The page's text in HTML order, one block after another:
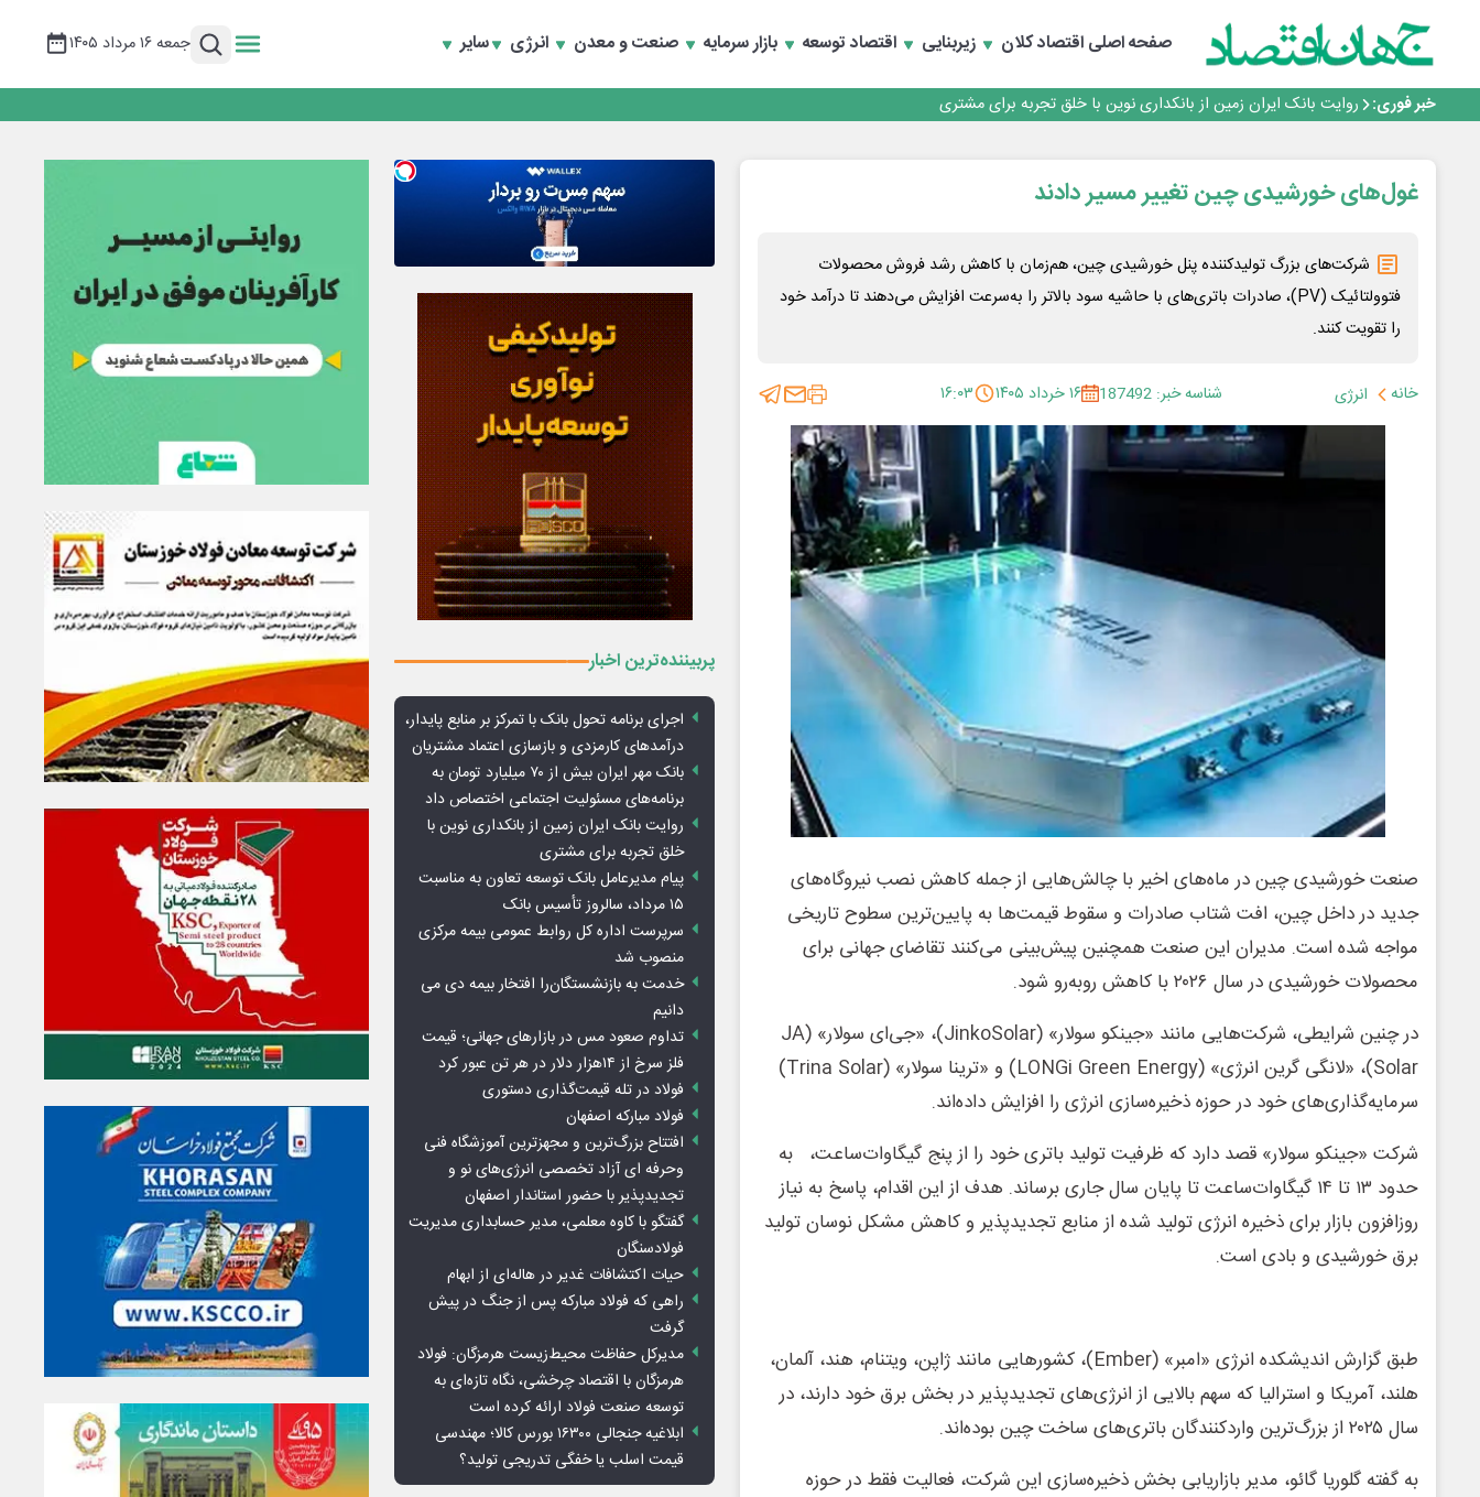
صفحه اصلیاقتصاد کلان زیربنایی اقتصاد توسعه بازار سرمایه صنعت و معدن انرژی سایر جمعه ۱۶ مرداد ۱۴۰۵
خبر فوری:
اجرای برنامه تحول بانک با تمرکز بر منابع پایدار، درآمدهای کارمزدی و بازسازی اعتماد مشتریان
بانک مهر ایران بیش از ۷۰ میلیارد تومان به برنامه‌های مسئولیت اجتماعی اختصاص داد
پیام مدیرعامل بانک توسعه تعاون به مناسبت ۱۵ مرداد، سالروز تأسیس بانک
سرپرست اداره کل روابط عمومی بیمه مرکزی منصوب شد
اجرای برنامه تحول بانک با تمرکز بر منابع پایدار، درآمدهای کارمزدی و بازسازی اعتماد مشتریان
بانک مهر ایران بیش از ۷۰ میلیارد تومان به برنامه‌های مسئولیت اجتماعی اختصاص داد
غول‌های خورشیدی چین تغییر مسیر دادند
شرکت‌های بزرگ تولیدکننده پنل خورشیدی چین، هم‌زمان با کاهش رشد فروش محصولات
فتوولتائیک (PV)، صادرات باتری‌های با حاشیه سود بالاتر را به‌سرعت افزایش می‌دهند تا درآمد خود
را تقویت کنند.
خانه انرژی شناسه خبر: 187492 ۱۶ خرداد ۱۴۰۵ ۱۶:۰۳
صنعت خورشیدی چین در ماه‌های اخیر با چالش‌هایی از جمله کاهش نصب نیروگاه‌های
جدید در داخل چین، افت شتاب صادرات و سقوط قیمت‌ها به پایین‌ترین سطوح تاریخی
مواجه شده است. مدیران این صنعت همچنین پیش‌بینی می‌کنند تقاضای جهانی برای
محصولات خورشیدی در سال ۲۰۲۶ با کاهش روبه‌رو شود.
در چنین شرایطی، شرکت‌هایی مانند «جینکو سولار» (JinkoSolar)، «جی‌ای سولار» (JA
Solar)، «لانگی گرین انرژی» (LONGi Green Energy) و «ترینا سولار» (Trina Solar)
سرمایه‌گذاری‌های خود در حوزه ذخیره‌سازی انرژی را افزایش داده‌اند.
شرکت «جینکو سولار» قصد دارد که ظرفیت تولید باتری خود را از پنج گیگاوات‌ساعت، به
حدود ۱۳ تا ۱۴ گیگاوات‌ساعت تا پایان سال جاری برساند. هدف از این اقدام، پاسخ به نیاز
روزافزون بازار برای ذخیره انرژی تولید شده از منابع تجدیدپذیر و کاهش مشکل نوسان تولید
برق خورشیدی و بادی است.
طبق گزارش اندیشکده انرژی «امبر» (Ember)، کشورهایی مانند ژاپن، ویتنام، هند، آلمان،
هلند، آمریکا و استرالیا که سهم بالایی از انرژی‌های تجدیدپذیر در بخش برق خود دارند، در
سال ۲۰۲۵ از بزرگ‌ترین واردکنندگان باتری‌های ساخت چین بوده‌اند.
به گفته گلوریا گائو، مدیر بازاریابی بخش ذخیره‌سازی این شرکت، فعالیت فقط در حوزه
پربیننده‌ترین اخبار
اجرای برنامه تحول بانک با تمرکز بر منابع پایدار،
درآمدهای کارمزدی و بازسازی اعتماد مشتریان
بانک مهر ایران بیش از ۷۰ میلیارد تومان به
برنامه‌های مسئولیت اجتماعی اختصاص داد
روایت بانک ایران زمین از بانکداری نوین با
خلق تجربه برای مشتری
پیام مدیرعامل بانک توسعه تعاون به مناسبت
۱۵ مرداد، سالروز تأسیس بانک
سرپرست اداره کل روابط عمومی بیمه مرکزی
منصوب شد
خدمت به بازنشستگان‌را افتخار بیمه دی می
دانیم
تداوم صعود مس در بازارهای جهانی؛ قیمت
فلز سرخ از ۱۴هزار دلار در هر تن عبور کرد
فولاد در تله قیمت‌گذاری دستوری
فولاد مبارکه اصفهان
افتتاح بزرگ‌ترین و مجهزترین آموزشگاه فنی
وحرفه ای آزاد تخصصی انرژی‌های نو و
تجدیدپذیر با حضور استاندار اصفهان
گفتگو با کاوه معلمی، مدیر حسابداری مدیریت
فولادسنگان
حیات اکتشافات غدیر در هاله‌ای از ابهام
راهی که فولاد مبارکه پس از جنگ در پیش
گرفت
مدیرکل حفاظت محیط‌زیست هرمزگان: فولاد
هرمزگان با اقتصاد چرخشی، نگاه تازه‌ای به
توسعه صنعت فولاد ارائه کرده است
ابلاغیه جنجالی ۱۶۳۰۰ بورس کالا؛ مهندسی
قیمت اسلب یا خفگی تدریجی تولید؟